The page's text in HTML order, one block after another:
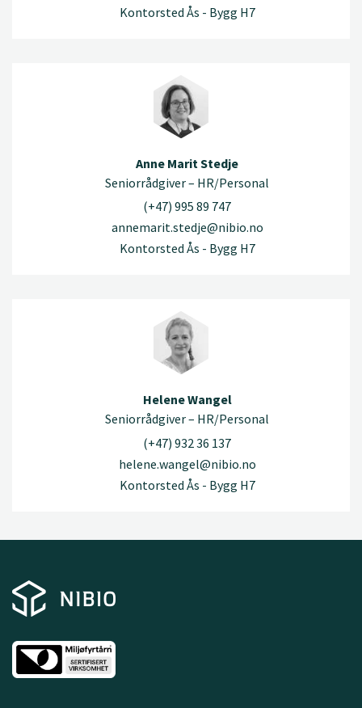
Kontorsted Ås - Bygg H7
Anne Marit Stedje
Seniorrådgiver – HR/Personal
(+47) 995 89 747
annemarit.stedje@nibio.no
Kontorsted Ås - Bygg H7
Helene Wangel
Seniorrådgiver – HR/Personal
(+47) 932 36 137
helene.wangel@nibio.no
Kontorsted Ås - Bygg H7